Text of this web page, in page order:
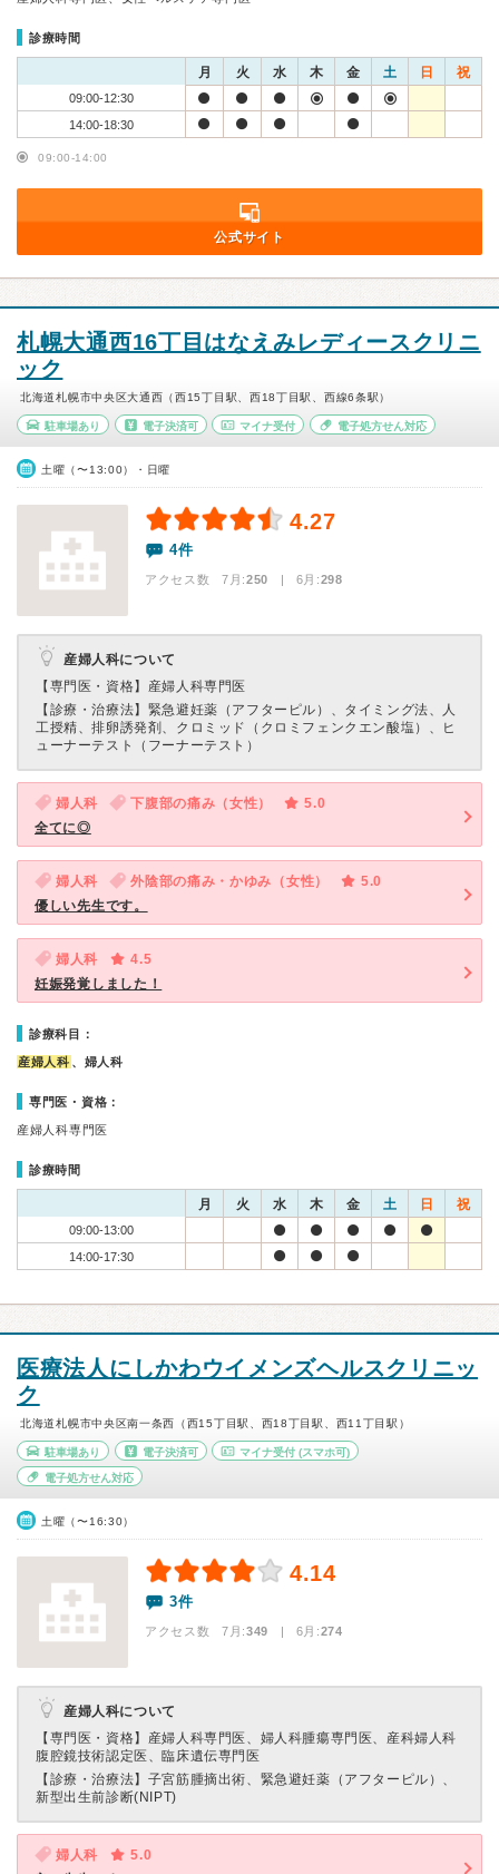
診療時間
月 火 水 木 金 土 日 祝
09:00-12:30
14:00-18:30
09:00-14:00
公式サイト
札幌大通西16丁目はなえみレディースクリニ
ック
北海道札幌市中央区大通西（西15丁目駅、西18丁目駅、西線6条駅）
駐車場あり 電子決済可 マイナ受付 電子処方せん対応
土曜（〜13:00）・日曜
4.27
4件
アクセス数 7月:250 | 6月:298
産婦人科について
【専門医・資格】 産婦人科専門医
【診療・治療法】 緊急避妊薬（アフターピル）、タイミング法、人
工授精、排卵誘発剤、クロミッド（クロミフェンクエン酸塩）、ヒ
ューナーテスト（フーナーテスト）
婦人科 下腹部の痛み（女性）
5.0
全てに◎
婦人科 外陰部の痛み・かゆみ（女性）
5.0
優しい先生です。
婦人科
4.5
妊娠発覚しました！
診療科目：
産婦人科 、婦人科
専門医・資格：
産婦人科専門医
診療時間
月 火 水 木 金 土 日 祝
09:00-13:00
14:00-17:30
医療法人にしかわウイメンズヘルスクリニッ
ク
北海道札幌市中央区南一条西（西15丁目駅、西18丁目駅、西11丁目駅）
駐車場あり 電子決済可 マイナ受付 (スマホ可)
電子処方せん対応
土曜（〜16:30）
4.14
3件
アクセス数 7月:349 | 6月:274
産婦人科について
【専門医・資格】 産婦人科専門医、婦人科腫瘍専門医、産科婦人科
腹腔鏡技術認定医、臨床遺伝専門医
【診療・治療法】 子宮筋腫摘出術、緊急避妊薬（アフターピル）、
新型出生前診断(NIPT)
婦人科
5.0